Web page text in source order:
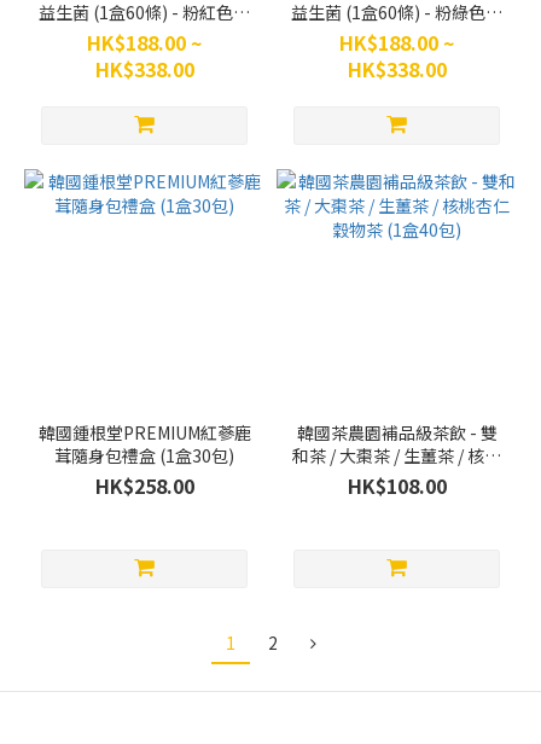
益生菌 (1盒60條) - 粉紅色嬰
幼兒
HK$188.00 ~
HK$338.00
益生菌 (1盒60條) - 粉綠色小
朋友
HK$188.00 ~
HK$338.00
韓國鍾根堂PREMIUM紅蔘鹿
茸隨身包禮盒 (1盒30包)
HK$258.00
韓國茶農園補品級茶飲 - 雙
和茶 / 大棗茶 / 生薑茶 / 核桃
杏仁穀物茶 (1盒40包)
HK$108.00
1 2